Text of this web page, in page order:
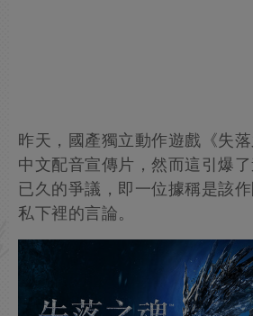
昨天，國產獨立動作遊戲《失
中文配音宣傳片，然而這引爆
已久的爭議，即一位據稱是該
私下裡的言論。